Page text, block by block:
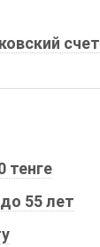
счет
тенге
55 лет